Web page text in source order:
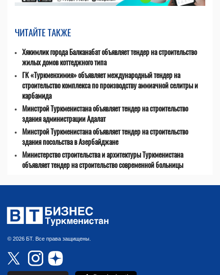
ЧИТАЙТЕ ТАКЖЕ
Хякимлик города Балканабат объявляет тендер на строительство
жилых домов коттеджного типа
ГК «Туркменхимия» объявляет международный тендер на
строительство комплекса по производству аммиачной селитры и
карбамида
Минстрой Туркменистана объявляет тендер на строительство
здания администрации Адалат
Минстрой Туркменистана объявляет тендер на строительство
здания посольства в Азербайджане
Министерство строительства и архитектуры Туркменистана
объявляет тендер на строительство современной больницы
© 2026 БТ. Все права защищены.